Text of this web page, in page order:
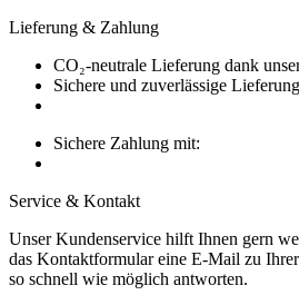
Lieferung & Zahlung
CO₂-neutrale Lieferung dank
Sichere und zuverlässige
Sichere Zahlung mit:
Service & Kontakt
Unser Kundenservice hilft Ihnen gern
das Kontaktformular eine E-Mail zu
so schnell wie möglich antworten.